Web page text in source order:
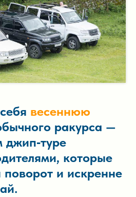
весеннюю
ракурса —
которые
и искренне